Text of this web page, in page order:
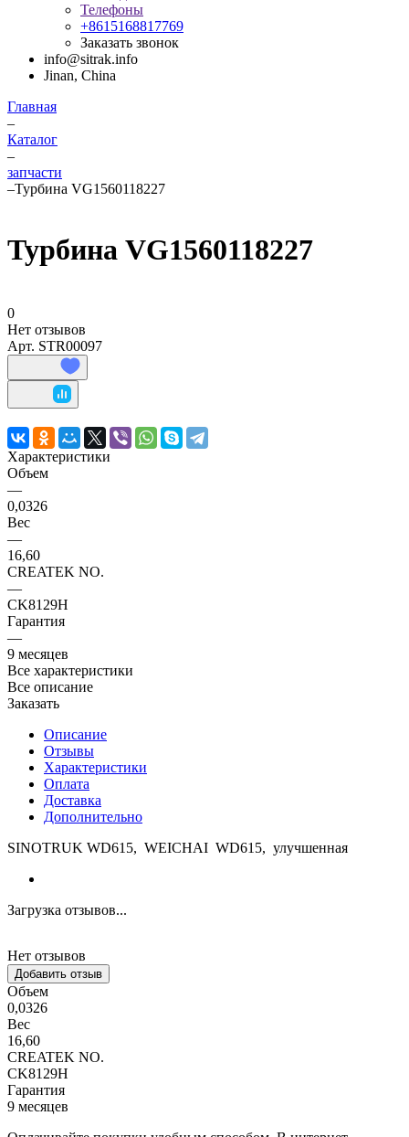
Телефоны
+8615168817769
Заказать звонок
info@sitrak.info
Jinan, China
Главная
–
Каталог
–
запчасти
–Турбина VG1560118227
Турбина VG1560118227
0
Нет отзывов
Арт. STR00097
Характеристики
Объем
—
0,0326
Вес
—
16,60
CREATEK NO.
—
CK8129H
Гарантия
—
9 месяцев
Все характеристики
Все описание
Заказать
Описание
Отзывы
Характеристики
Оплата
Доставка
Дополнительно
SINOTRUK WD615, WEICHAI WD615, улучшенная
Загрузка отзывов...
Нет отзывов
Добавить отзыв
Объем
0,0326
Вес
16,60
CREATEK NO.
CK8129H
Гарантия
9 месяцев